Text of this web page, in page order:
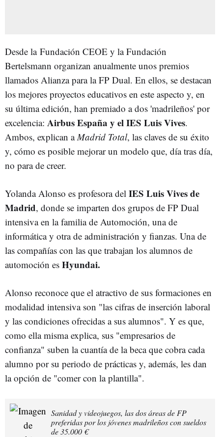
Desde la Fundación CEOE y la Fundación
Bertelsmann organizan anualmente unos premios
llamados Alianza para la FP Dual. En ellos, se destacan
los mejores proyectos educativos en este aspecto y, en
su última edición, han premiado a dos 'madrileños' por
excelencia: Airbus España y el IES Luis Vives.
Ambos, explican aMadrid Total, las claves de su éxito
y, cómo es posible mejorar un modelo que, día tras día,
no para de creer.
Yolanda Alonso es profesora del IES Luis Vives de
Madrid, donde se imparten dos grupos de FP Dual
intensiva en la familia de Automoción, una de
informática y otra de administración y fianzas. Una de
las compañías con las que trabajan los alumnos de
automoción es Hyundai.
Alonso reconoce que el atractivo de sus formaciones en
modalidad intensiva son "las cifras de inserción laboral
y las condiciones ofrecidas a sus alumnos". Y es que,
como ella misma explica, sus "empresarios de
confianza" suben la cuantía de la beca que cobra cada
alumno por su periodo de prácticas y, además, les dan
la opción de "comer con la plantilla".
Sanidad y videojuegos, las dos áreas de FP
preferidas por los jóvenes madrileños con sueldos
de 35.000 €